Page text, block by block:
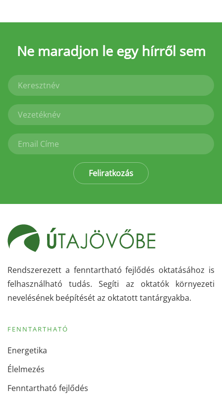
Ne maradjon le egy hírről sem
Feliratkozás
Rendszerezett a fenntartható fejlődés oktatásához is
felhasználható tudás. Segíti az oktatók környezeti
nevelésének beépítését az oktatott tantárgyakba.
FENNTARTHATÓ
Energetika
Élelmezés
Fenntartható fejlődés